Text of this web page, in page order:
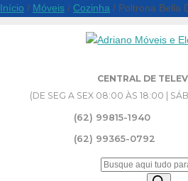
CENTRAL DE
(DE SEG A SEX 08:00 ÀS 18:00 |
(62) 99815-1940
(62) 99365-0792
Pesquisar
Início / Móveis / Cozinha / Poltrona Bella